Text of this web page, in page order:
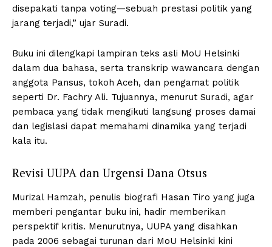
disepakati tanpa voting—sebuah prestasi politik yang
jarang terjadi,” ujar Suradi.
Buku ini dilengkapi lampiran teks asli MoU Helsinki
dalam dua bahasa, serta transkrip wawancara dengan
anggota Pansus, tokoh Aceh, dan pengamat politik
seperti Dr. Fachry Ali. Tujuannya, menurut Suradi, agar
pembaca yang tidak mengikuti langsung proses damai
dan legislasi dapat memahami dinamika yang terjadi
kala itu.
Revisi UUPA dan Urgensi Dana Otsus
Murizal Hamzah, penulis biografi Hasan Tiro yang juga
memberi pengantar buku ini, hadir memberikan
perspektif kritis. Menurutnya, UUPA yang disahkan
pada 2006 sebagai turunan dari MoU Helsinki kini